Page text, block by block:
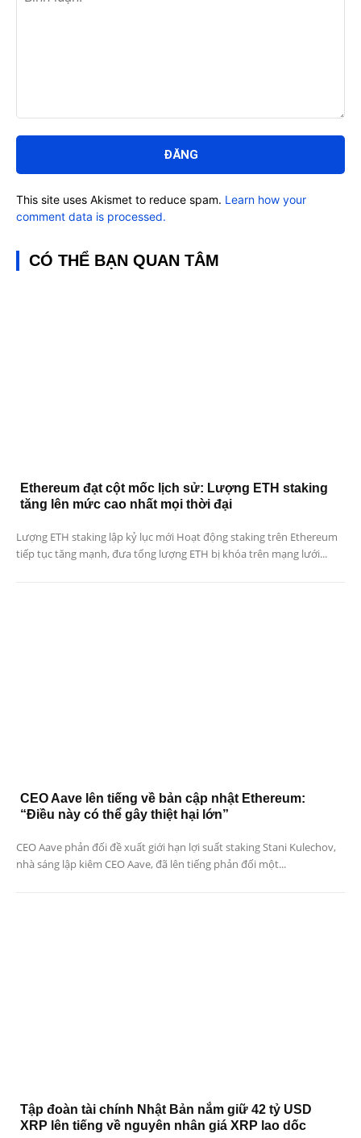
luận:
This site uses Akismet to reduce spam. Learn how your
comment data is processed.
CÓ THỂ BẠN QUAN TÂM
Ethereum đạt cột mốc lịch sử: Lượng ETH staking
tăng lên mức cao nhất mọi thời đại
Lượng ETH staking lập kỷ lục mới Hoạt động staking trên Ethereum
tiếp tục tăng mạnh, đưa tổng lượng ETH bị khóa trên mạng lưới...
CEO Aave lên tiếng về bản cập nhật Ethereum:
“Điều này có thể gây thiệt hại lớn”
CEO Aave phản đối đề xuất giới hạn lợi suất staking Stani Kulechov,
nhà sáng lập kiêm CEO Aave, đã lên tiếng phản đối một...
Tập đoàn tài chính Nhật Bản nắm giữ 42 tỷ USD
XRP lên tiếng về nguyên nhân giá XRP lao dốc